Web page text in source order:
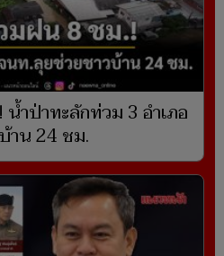
ำป่าทะลักท่วม 3 อำเภอ
าน 24 ชม.